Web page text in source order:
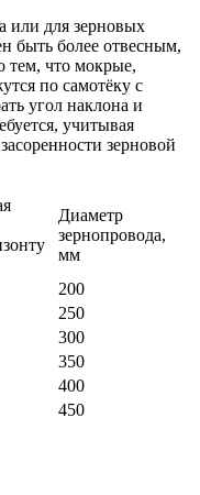
или для зерновых
быть более отвесным,
тем, что мокрые,
по самотёку с
угол наклона и
учитывая
зерновой
Диаметр
зернопровода,
мм
200
250
300
350
400
450